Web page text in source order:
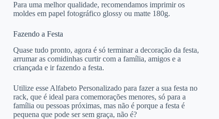
Para uma melhor qualidade, recomendamos imprimir os
moldes em papel fotográfico glossy ou matte 180g.
Fazendo a Festa
Quase tudo pronto, agora é só terminar a decoração da festa,
arrumar as comidinhas curtir com a família, amigos e a
criançada e ir fazendo a festa.
Utilize esse Alfabeto Personalizado para fazer a sua festa no
rack, que é ideal para comemorações menores, só para a
família ou pessoas próximas, mas não é porque a festa é
pequena que pode ser sem graça, não é?